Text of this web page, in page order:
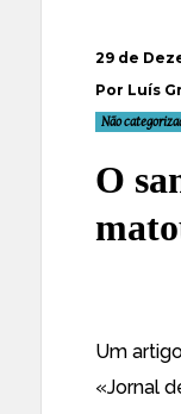
29 de
Por Luís
Não
O
Um
«Jornal